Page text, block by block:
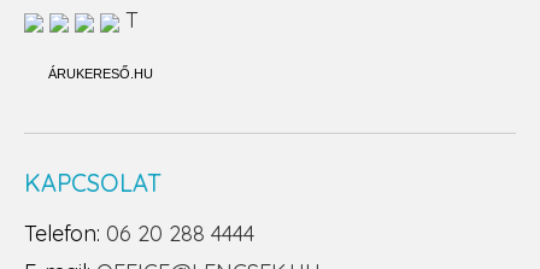
T
ÁRUKERESŐ.HU
KAPCSOLAT
Telefon: 06 20 288 4444